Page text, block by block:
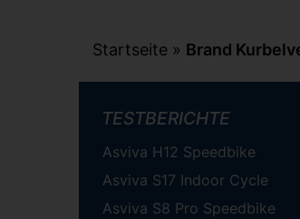
Startseite » Brand
TESTBERICHTE
Asviva H12 Speedbike
Asviva S17 Indoor Cycle
Asviva S8 Pro Speedbike